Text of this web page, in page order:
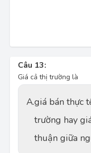
Câu 13:
Giá cả thị trường là
A.giá bán thực
trường hay
thuận giữa